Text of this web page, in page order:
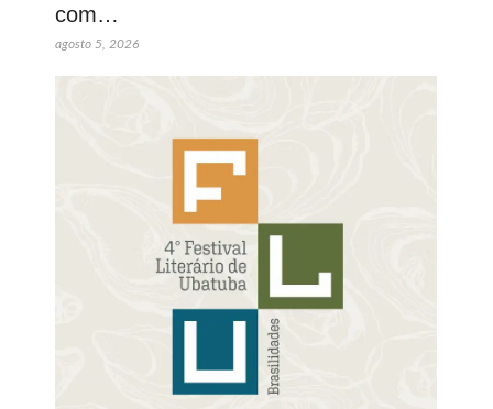
com…
agosto 5, 2026